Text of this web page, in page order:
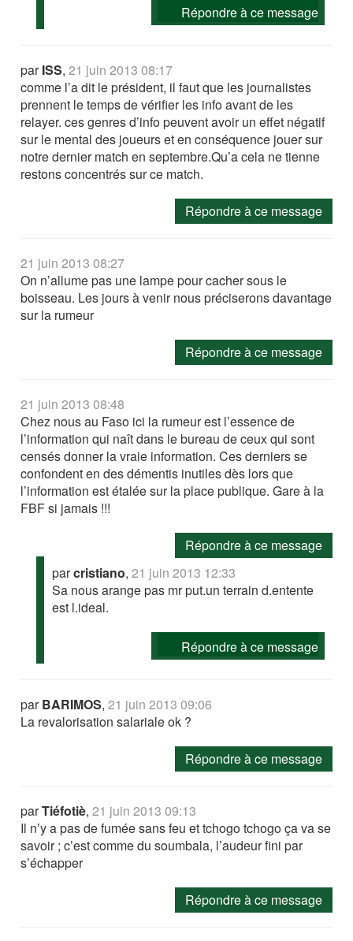
Répondre à ce message
parISS,21 juin 2013 08:17
comme l’a dit le président, il faut que les journalistes
prennent le temps de vérifier les info avant de les
relayer. ces genres d’info peuvent avoir un effet négatif
sur le mental des joueurs et en conséquence jouer sur
notre dernier match en septembre.Qu’a cela ne tienne
restons concentrés sur ce match.
Répondre à ce message
21 juin 2013 08:27
On n’allume pas une lampe pour cacher sous le
boisseau. Les jours à venir nous préciserons davantage
sur la rumeur
Répondre à ce message
21 juin 2013 08:48
Chez nous au Faso ici la rumeur est l’essence de
l’information qui naît dans le bureau de ceux qui sont
censés donner la vraie information. Ces derniers se
confondent en des démentis inutiles dès lors que
l’information est étalée sur la place publique. Gare à la
FBF si jamais !!!
Répondre à ce message
parcristiano,21 juin 2013 12:33
Sa nous arange pas mr put.un terrain d.entente
est l.ideal.
Répondre à ce message
parBARIMOS,21 juin 2013 09:06
La revalorisation salariale ok ?
Répondre à ce message
parTiéfotiè,21 juin 2013 09:13
Il n’y a pas de fumée sans feu et tchogo tchogo ça va se
savoir ; c’est comme du soumbala, l’audeur fini par
s’échapper
Répondre à ce message